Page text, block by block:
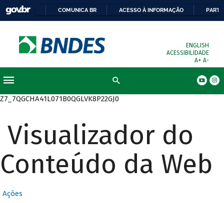
COMUNICA BR ACESSO À INFORMAÇÃO
ENGLISH
ACESSIBILIDADE
A+ A-
Z7_7QGCHA41L071B0QGLVK8P22GJ0
Visualizador do
Conteúdo da Web
Ações